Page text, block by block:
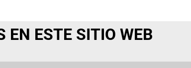
EN ESTE SITIO WEB